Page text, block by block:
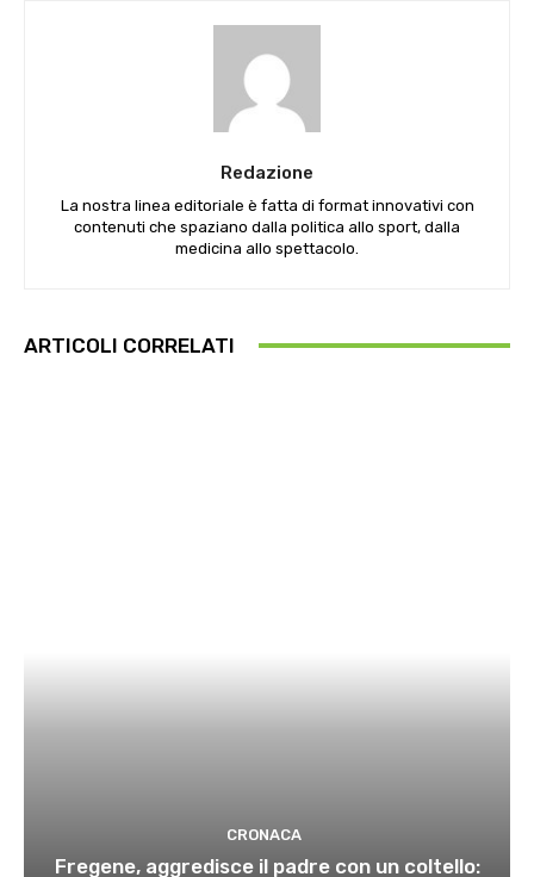
Redazione
La nostra linea editoriale è fatta di format innovativi con
contenuti che spaziano dalla politica allo sport, dalla
medicina allo spettacolo.
ARTICOLI CORRELATI
CRONACA
Fregene, aggredisce il padre con un coltello: